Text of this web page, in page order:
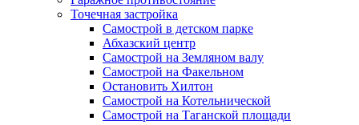
Точечная застройка
Самострой в детском парке
Абхазский центр
Самострой на Земляном валу
Самострой на Факельном
Остановить Хилтон
Самострой на Котельнической
Самострой на Таганской площади